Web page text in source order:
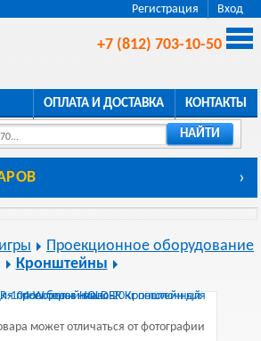
Регистрация Вход
+7 (812) 703-10-50
ОПЛАТА И ДОСТАВКА КОНТАКТЫ
НАЙТИ
›
Проекционное оборудование
Кронштейны
может отличаться от фотографии